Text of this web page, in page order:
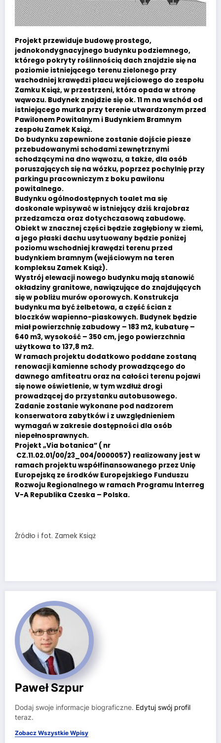
Projekt przewiduje budowę prostego,
jednokondygnacyjnego budynku podziemnego,
którego pokryty roślinnością dach znajdzie się na
poziomie istniejącego terenu zielonego przy
wschodniej krawędzi placu wejściowego do zespołu
Zamku Książ, w przestrzeni, która opada w stronę
wąwozu. Budynek znajdzie się ok. 11 m na wschód od
istniejącego murka przy terenie utwardzonym przed
Pawilonem Powitalnym i Budynkiem Bramnym
zespołu Zamek Książ.
Do budynku zapewnione zostanie dojście piesze
przebudowanymi schodami zewnętrznymi
schodzącymi na dno wąwozu, a także, dla osób
poruszających się na wózku, poprzez pochylnię przy
parkingu pracowniczym z boku pawilonu
powitalnego.
Budynku ogólnodostępnych toalet ma się
doskonale wpisywać w istniejący dziś krajobraz
przedzamcza oraz dotychczasową zabudowę.
Obiekt w znacznej części będzie zagłębiony w ziemi,
a jego płaski dachu usytuowany będzie poniżej
poziomu wschodniej krawędzi terenu przed
budynkiem bramnym (wejściowym na teren
kompleksu Zamek Książ).
Wystrój elewacji nowego budynku mają stanowić
okładziny granitowe, nawiązujące do znajdujących
się w pobliżu murów oporowych. Konstrukcja
budynku ma być żelbetowa, a część ścian z
bloczków wapienno-piaskowych. Budynek będzie
miał powierzchnię zabudowy – 183 m2, kubaturę –
640 m3, wysokość – 350 cm, jego powierzchnia
użytkowa to 137,8 m2.
W ramach projektu dodatkowo poddane zostaną
renowacji kamienne schody prowadzącego do
dawnego amfiteatru oraz na całości terenu pojawi
się nowe oświetlenie, w tym wzdłuż drogi
prowadzącej do przystanku autobusowego.
Zadanie zostanie wykonane pod nadzorem
konserwatora zabytków i z uwzględnieniem
wymagań w zakresie dostępności dla osób
niepełnosprawnych.
Projekt „Via botanica” ( nr
CZ.11.02.01/00/23_004/0000057) realizowany jest w
ramach projektu współfinansowanego przez Unię
Europejską ze środków Europejskiego Funduszu
Rozwoju Regionalnego w ramach Programu Interreg
V-A Republika Czeska – Polska.
Źródło i fot. Zamek Książ
Paweł Szpur
Dodaj swoje informacje biograficzne. Edytuj swój profil
teraz.
Zobacz Wszystkie Wpisy